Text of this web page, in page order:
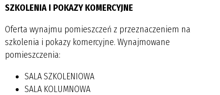
SZKOLENIA I POKAZY KOMERCYJNE
Oferta wynajmu pomieszczeń z przeznaczeniem na
szkolenia i pokazy komercyjne. Wynajmowane
pomieszczenia:
SALA SZKOLENIOWA
SALA KOLUMNOWA